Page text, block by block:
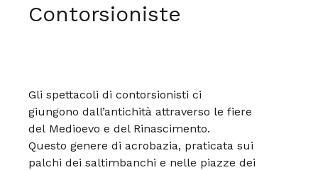
Contorsioniste
Gli spettacoli di contorsionisti ci
giungono dall’antichità attraverso le fiere
del Medioevo e del Rinascimento.
Questo genere di acrobazia, praticata sui
palchi dei saltimbanchi e nelle piazze dei